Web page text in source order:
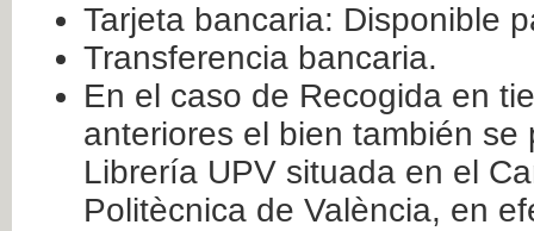
Tarjeta bancaria: Disponible
Transferencia bancaria.
En el caso de Recogida en
anteriores el bien también
Librería UPV situada en el
Politècnica de València, en